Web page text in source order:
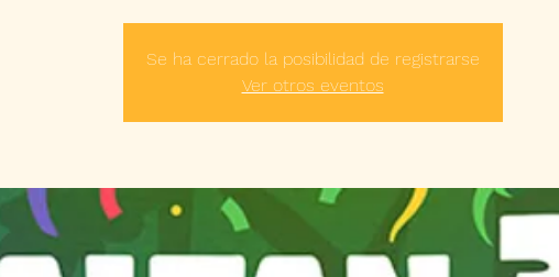
Se ha cerrado la posibilidad de registrarse
Ver otros eventos